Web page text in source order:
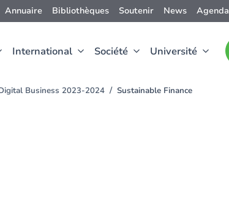
Annuaire Bibliothèques Soutenir News Agenda
International Société Université
Business 2023-2024 Sustainable Finance